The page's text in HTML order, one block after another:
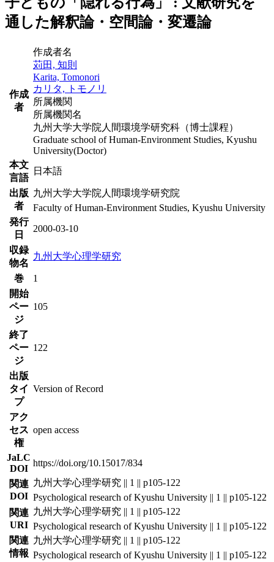
通した解釈論・空間論・変遷論
作成
者
作成者名
苅田, 知則
Karita, Tomonori
カリタ, トモノリ
所属機関
所属機関名
九州大学大学院人間環境学研究科（博士課程）
Graduate school of Human-Environment Studies, Kyushu
University(Doctor)
本文
言語
日本語
出版
者
九州大学大学院人間環境学研究院
Faculty of Human-Environment Studies, Kyushu University
発行
日
2000-03-10
収録
物名
九州大学心理学研究
巻
1
開始
ペー
ジ
105
終了
ペー
ジ
122
出版
タイ
プ
Version of Record
アク
セス
権
open access
JaLC
DOI
https://doi.org/10.15017/834
関連
DOI
九州大学心理学研究 || 1 || p105-122
Psychological research of Kyushu University || 1 || p105-122
関連
URI
九州大学心理学研究 || 1 || p105-122
Psychological research of Kyushu University || 1 || p105-122
関連
情報
九州大学心理学研究 || 1 || p105-122
Psychological research of Kyushu University || 1 || p105-122